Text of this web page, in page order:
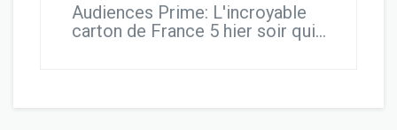
Audiences Prime: L'incroyable
carton de France 5 hier soir qui